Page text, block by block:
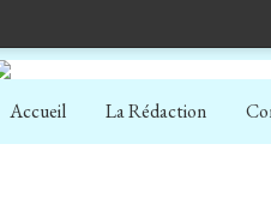
Accueil La Rédaction